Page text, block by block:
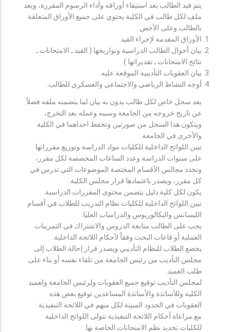
يتم قيد الطالب بعد استيفاء أوراقه وأداء الرسوم المقررة، ويعد
ملف لكل طالب في الكلية يحتوي على جميع الأوراق المتعلقة
بالطالب وعلى الأخص :
الأوراق المقدمة لإجراء القيد.
بيان أحوال الطالب الدراسية وتواريخها ( القيد ـ الامتحانات ـ
نتائح الامتحانات ـ تقديراتها ).
بيان العقوبات التأديبية الموقعة عليه.
أوجه النشاط الرياضي والاجتماعي والعسكري للطالب.
يعد سجل خاص لكل طالب يدون به بيان لما يتضمنه ملفه فضلاً
عن تاريخ خروجه من الجامعة وسببه وعمله بعد التخرج،
ويتكون هذا السجل من صورتين وتحفظ احداهما في الكلية
والأخرى في الجامعة.
تبين اللوائح الداخلية للكليات مواد الدراسة وتوزيع مقرراتها
على سنوات الدراسة وعدد الساعات المخصصة لكل مقرر،
وتحدد مجالس الأقسام المختصة الموضوعات التي تدرس في
كل مقرر، ويصدر باعتمادها قرار مجلس الكلية.
يكون لكل كلية دليل يتضمن محتوى المقررات الدراسية.
تبين اللوائح الداخلية للكليات نظام التدريب للطلاب في أقسام
الليسانس والبكالوريوس والدراسات العليا.
يجب على الطالب متابعة الدروس والاشتراك في التمرينات
العملية أو قاعات البحث وفقاً لأحكام اللائحة الداخلية.
يخضع الطلاب للنظام التأديبي ويصدر قرار إحالة الطلاب إلى
مجلس التأديب من رئيس الجامعة من تلقاء نفسه أو بناء على
طلب العميد.
لمجلس التأديب توقيع جميع العقوبات ولرئيس الجامعة ولعميد
الكلية وللأساتذة والأساتذة المساعدين توقيع بعض هذه
العقوبات في الحدود المبينة لكل منهم في اللائحة التنفيذية.
مع مراعاة أحكام اللائحة التنفيذية تتولى اللوائح الداخلية
للكليات تحديد نظم الامتحانات الخاصة بها.